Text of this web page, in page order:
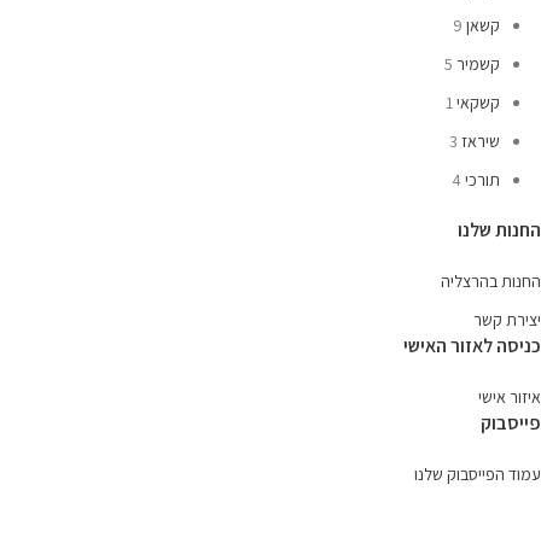
קשאן 9
קשמיר 5
קשקאי1
שיראז 3
תורכי 4
החנות שלנו
החנות בהרצליה
יצירת קשר
כניסה לאזור האישי
איזור אישי
פייסבוק
עמוד הפייסבוק שלנו